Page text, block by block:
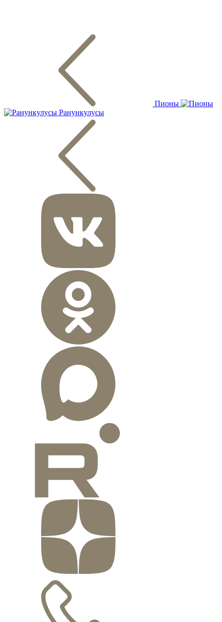
Пионы
Ранункулусы